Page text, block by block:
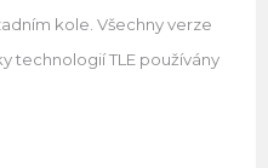
kole. Všechny verze
technologií TLE používány